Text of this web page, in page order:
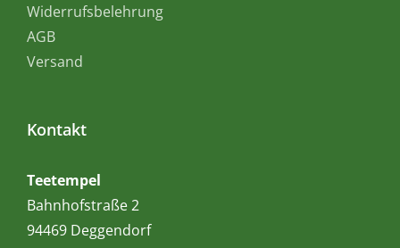
Widerrufsbelehrung
AGB
Versand
Kontakt
Teetempel
Bahnhofstraße 2
94469 Deggendorf